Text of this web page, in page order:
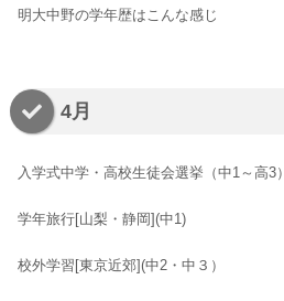
明大中野の学年歴はこんな感じ
4月
入学式中学・高校生徒会選挙（中1～高3）
学年旅行[山梨・静岡](中1)
校外学習[東京近郊](中2・中３）